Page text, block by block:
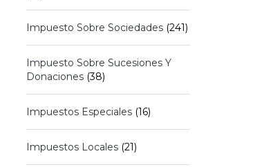
Impuesto Sobre Sociedades(241)
Impuesto Sobre Sucesiones Y
Donaciones(38)
Impuestos Especiales(16)
Impuestos Locales(21)